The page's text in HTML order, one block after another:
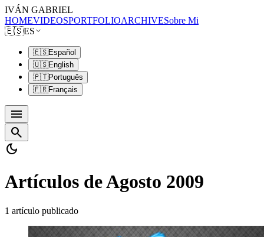
IVÁN GABRIEL
HOMEVIDEOSPORTFOLIOARCHIVESobre Mi
🇪🇸ES
🇪🇸Español
🇺🇸English
🇵🇹Português
🇫🇷Français
menu
search
dark_mode
Artículos de Agosto 2009
1 artículo publicado